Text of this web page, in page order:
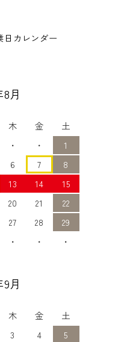
日カレンダー
月
木 金
土
・ ・
1
6 7
8
13 14
15
20 21
22
27 28
29
・ ・ ・
月
木 金
土
3 4
5